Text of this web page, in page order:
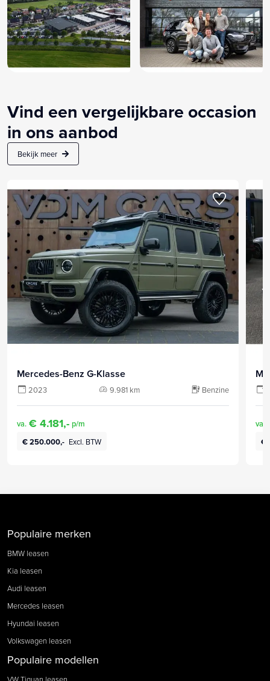
Vind een vergelijkbare occasion
in ons aanbod
Bekijk meer
Mercedes-Benz G-Klasse
2023 9.981 km Benzine
va. € 4.181,- p/m
€ 250.000,- Excl. BTW
va.
€
Populaire merken
BMW leasen
Kia leasen
Audi leasen
Mercedes leasen
Hyundai leasen
Volkswagen leasen
Populaire modellen